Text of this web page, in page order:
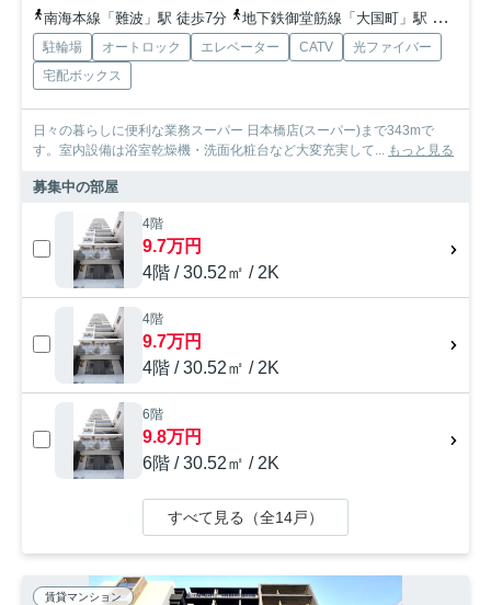
南海本線「難波」駅 徒歩7分
地下鉄御堂筋線「大国町」駅 徒歩10分
駐輪場 オートロック エレベーター CATV
光ファイバー
宅配ボックス
日々の暮らしに便利な業務スーパー 日本橋店(スーパー)まで343mで
す。室内設備は浴室乾燥機・洗面化粧台など大変充実して... もっと見る
募集中の部屋
4階
9.7万円
4階 / 30.52㎡ / 2K
4階
9.7万円
4階 / 30.52㎡ / 2K
6階
9.8万円
6階 / 30.52㎡ / 2K
すべて見る（全14戸）
賃貸マンション